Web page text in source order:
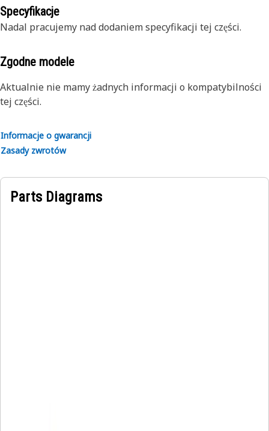
Specyfikacje
Nadal pracujemy nad dodaniem specyfikacji tej części.
Zgodne modele
Aktualnie nie mamy żadnych informacji o kompatybilności
tej części.
Informacje o gwarancji
Zasady zwrotów
Parts Diagrams